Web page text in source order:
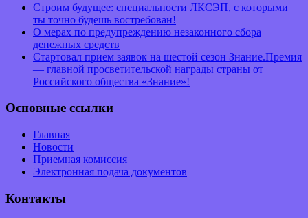
Строим будущее: специальности ЛКСЭП, с которыми
ты точно будешь востребован!
О мерах по предупреждению незаконного сбора
денежных средств
Стартовал прием заявок на шестой сезон Знание.Премия
— главной просветительской награды страны от
Российского общества «Знание»!
Основные ссылки
Главная
Новости
Приемная комиссия
Электронная подача документов
Контакты